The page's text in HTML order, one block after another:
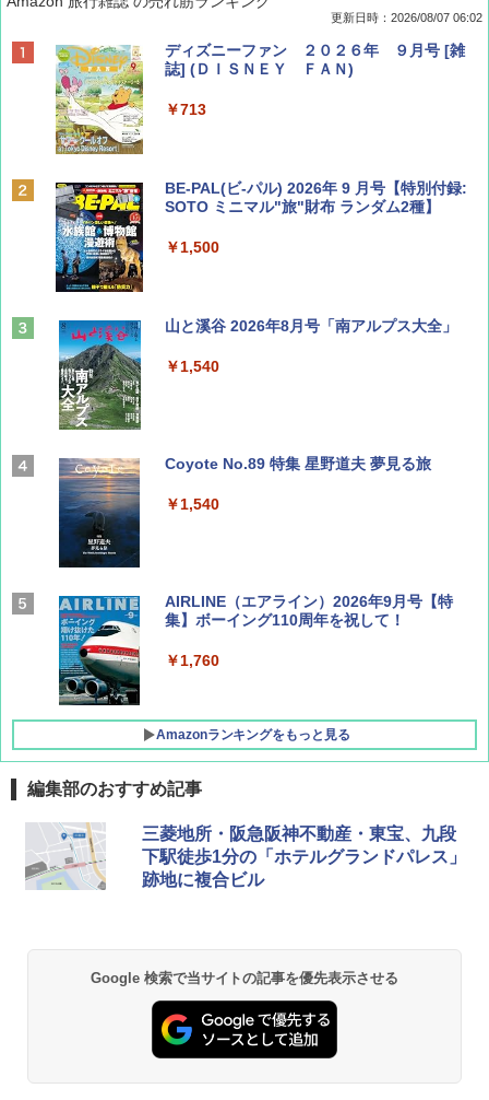
更新日時：2026/08/07 06:02
ディズニーファン ２０２６年 ９月号 [雑
誌] (ＤＩＳＮＥＹ ＦＡＮ)
￥713
BE-PAL(ビ-パル) 2026年 9 月号【特別付録:
SOTO ミニマル"旅"財布 ランダム2種】
￥1,500
山と溪谷 2026年8月号「南アルプス大全」
￥1,540
Coyote No.89 特集 星野道夫 夢見る旅
￥1,540
AIRLINE（エアライン）2026年9月号【特
集】ボーイング110周年を祝して！
￥1,760
Amazonランキングをもっと見る
D40 地球の歩き方 チェンマイ タイ北部の魅
力的な町 2026～2027 地球の歩き方D アジア
￥2,079
球の歩き方A ヨーロッパ
￥2,479
[キャンパーズコレクション 山善] ポップアッ
プテント 傘みたいに広げて畳める パッとサ
ッとサンシェード キューブ フルクローズ メ
ッシュ 簡単設置 ワンタッチテント キャンプ
PYKES PEAK (パイクスピーク) 着替えテン
ト プライバシー テント 【中が透けない】 1
人用 折りたたみ 防災グッズ 災害用トイレ ビ
ーチ ピクニック ポップアップテント 携帯 簡
BUNDOK(バンドック)ソロ ドーム 1 EX BDK
-08EX カーキ ソロキャンプ ポリエステル フ
レーム テント
026リニューアル 急速冷凍 空間倍増 衛生的
コンパクト 保冷力長持ち
￥2,980
編集部のおすすめ記事
三菱地所・阪急阪神不動産・東宝、九段
下駅徒歩1分の「ホテルグランドパレス」
跡地に複合ビル
Google 検索で当サイトの記事を優先表示させる